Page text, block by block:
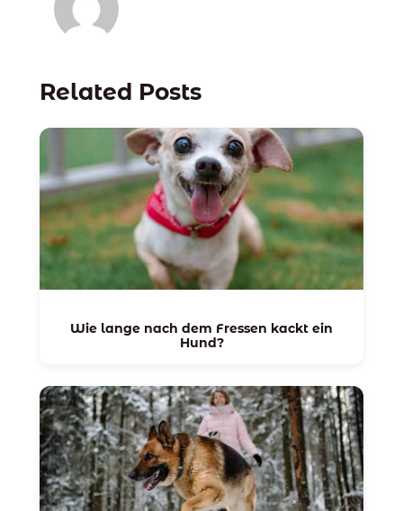
Related Posts
Wie lange nach dem Fressen kackt ein
Hund?